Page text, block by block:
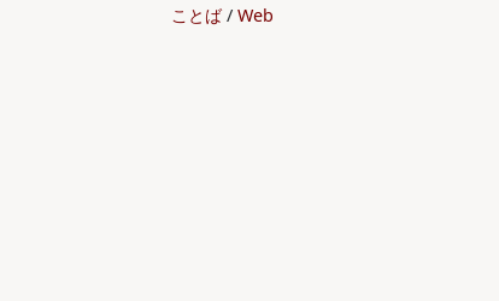
ことば Web